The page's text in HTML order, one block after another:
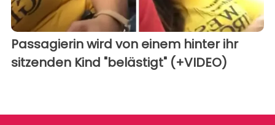
Passagierin wird von einem hinter ihr
sitzenden Kind "belästigt" (+VIDEO)